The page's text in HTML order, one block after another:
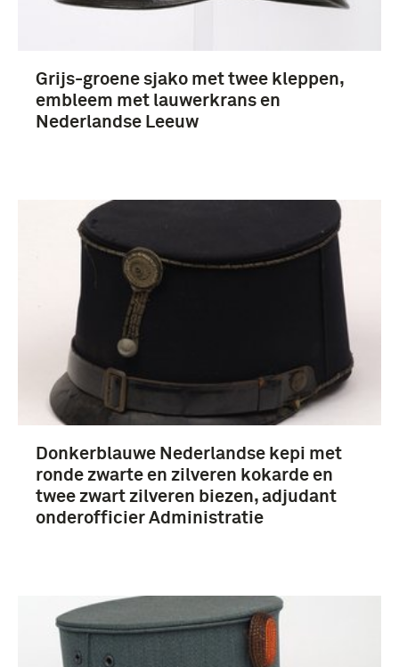
Grijs-groene sjako met twee kleppen,
embleem met lauwerkrans en
Nederlandse Leeuw
Donkerblauwe Nederlandse kepi met
ronde zwarte en zilveren kokarde en
twee zwart zilveren biezen, adjudant
onderofficier Administratie